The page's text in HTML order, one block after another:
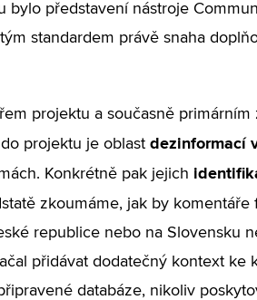
bylo představení nástroje
standardem právě snaha
projektu a současně
projektu je oblast dezinformací
Konkrétně pak jejich
zkoumáme, jak by
republice nebo na Slovensku
přidávat dodatečný kontext
databáze, nikoliv